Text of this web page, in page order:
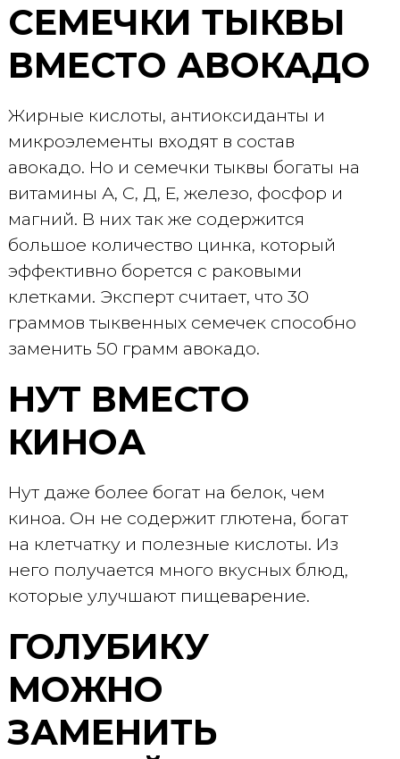
СЕМЕЧКИ ТЫКВЫ
ВМЕСТО АВОКАДО
Жирные кислоты, антиоксиданты и
микроэлементы входят в состав
авокадо. Но и семечки тыквы богаты на
витамины А, С, Д, Е, железо, фосфор и
магний. В них так же содержится
большое количество цинка, который
эффективно борется с раковыми
клетками. Эксперт считает, что 30
граммов тыквенных семечек способно
заменить 50 грамм авокадо.
НУТ ВМЕСТО
КИНОА
Нут даже более богат на белок, чем
киноа. Он не содержит глютена, богат
на клетчатку и полезные кислоты. Из
него получается много вкусных блюд,
которые улучшают пищеварение.
ГОЛУБИКУ
МОЖНО
ЗАМЕНИТЬ